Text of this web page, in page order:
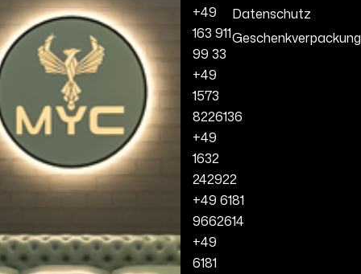
+49
163 911
99 33
+49
1573
8226136
+49
1632
242922
+49 6181
9662614
+49
6181
Datenschutz
Geschenkverpackung